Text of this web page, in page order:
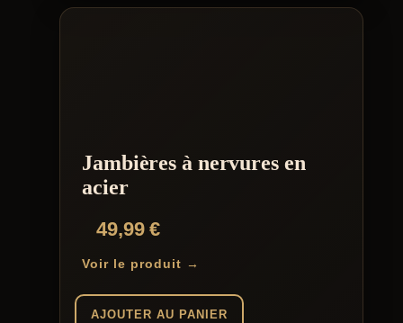
Jambières à nervures en
acier
49,99€
Voir le produit →
AJOUTER AU PANIER